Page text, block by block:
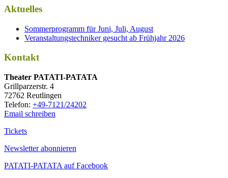
Aktuelles
Sommerprogramm für Juni, Juli, August
Veranstaltungstechniker gesucht ab Frühjahr 2026
Kontakt
Thea­ter PATATI-PATATA
Grill­par­zer­str. 4
72762 Reutlingen
Tele­fon: +49-7121/24202
Email schreiben
Tickets
Newsletter abonnieren
PATATI-PATATA auf Facebook